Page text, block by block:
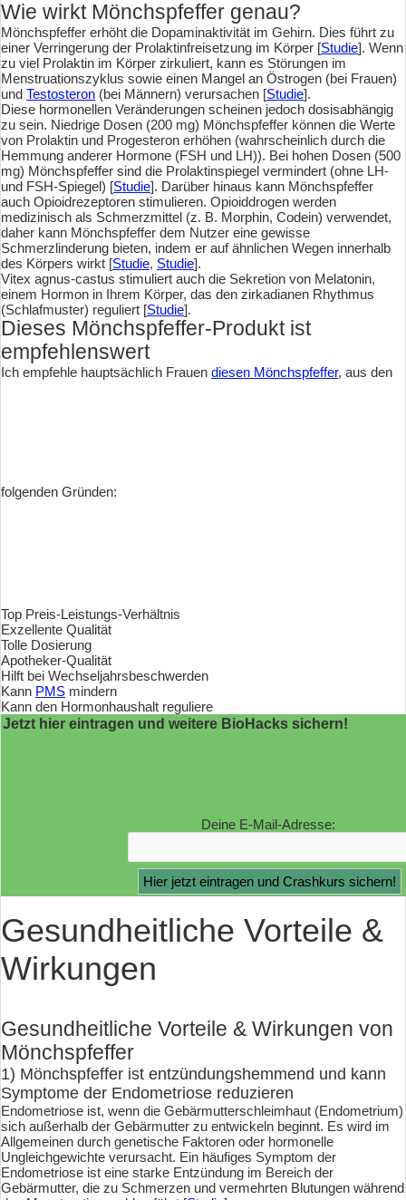
Wie wirkt Mönchspfeffer genau?
Mönchspfeffer erhöht die Dopaminaktivität im Gehirn. Dies führt zu
einer Verringerung der Prolaktinfreisetzung im Körper [Studie]. Wenn
zu viel Prolaktin im Körper zirkuliert, kann es Störungen im
Menstruationszyklus sowie einen Mangel an Östrogen (bei Frauen)
und Testosteron (bei Männern) verursachen [Studie].
Diese hormonellen Veränderungen scheinen jedoch dosisabhängig
zu sein. Niedrige Dosen (200 mg) Mönchspfeffer können die Werte
von Prolaktin und Progesteron erhöhen (wahrscheinlich durch die
Hemmung anderer Hormone (FSH und LH)). Bei hohen Dosen (500
mg) Mönchspfeffer sind die Prolaktinspiegel vermindert (ohne LH-
und FSH-Spiegel) [Studie]. Darüber hinaus kann Mönchspfeffer
auch Opioidrezeptoren stimulieren. Opioiddrogen werden
medizinisch als Schmerzmittel (z. B. Morphin, Codein) verwendet,
daher kann Mönchspfeffer dem Nutzer eine gewisse
Schmerzlinderung bieten, indem er auf ähnlichen Wegen innerhalb
des Körpers wirkt [Studie, Studie].
Vitex agnus-castus stimuliert auch die Sekretion von Melatonin,
einem Hormon in Ihrem Körper, das den zirkadianen Rhythmus
(Schlafmuster) reguliert [Studie].
Dieses Mönchspfeffer-Produkt ist
empfehlenswert
Ich empfehle hauptsächlich Frauen diesen Mönchspfeffer, aus den
folgenden Gründen:
Top Preis-Leistungs-Verhältnis
Exzellente Qualität
Tolle Dosierung
Apotheker-Qualität
Hilft bei Wechseljahrsbeschwerden
Kann PMS mindern
Kann den Hormonhaushalt reguliere
Jetzt hier eintragen und weitere BioHacks sichern!
Deine E-Mail-Adresse:
Gesundheitliche Vorteile &
Wirkungen
Gesundheitliche Vorteile & Wirkungen von
Mönchspfeffer
1) Mönchspfeffer ist entzündungshemmend und kann
Symptome der Endometriose reduzieren
Endometriose ist, wenn die Gebärmutterschleimhaut (Endometrium)
sich außerhalb der Gebärmutter zu entwickeln beginnt. Es wird im
Allgemeinen durch genetische Faktoren oder hormonelle
Ungleichgewichte verursacht. Ein häufiges Symptom der
Endometriose ist eine starke Entzündung im Bereich der
Gebärmutter, die zu Schmerzen und vermehrten Blutungen während